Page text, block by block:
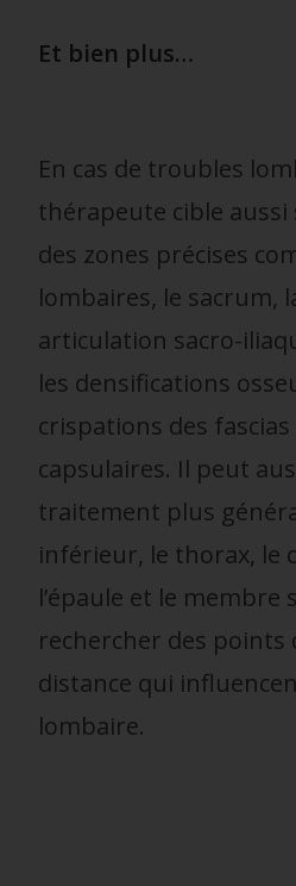
Et bien plus…
En cas de troubles
thérapeute cible
des zones précises
lombaires, le sacrum,
articulation sacro-
les densifications
crispations des
capsulaires. Il peut
traitement plus
inférieur, le thorax, le
l’épaule et le
rechercher des points
distance qui
lombaire.